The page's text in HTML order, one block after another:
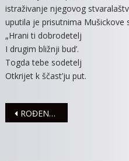
istraživanje njegovog
uputila je prisutnima Mušickove
„Hrani ti dobrodetelj
I drugim bližnji bud’.
Togda tebe sodetelj
Otkrijet k ščast’ju put.
Navigacija
ROĐENO 14 BEBA